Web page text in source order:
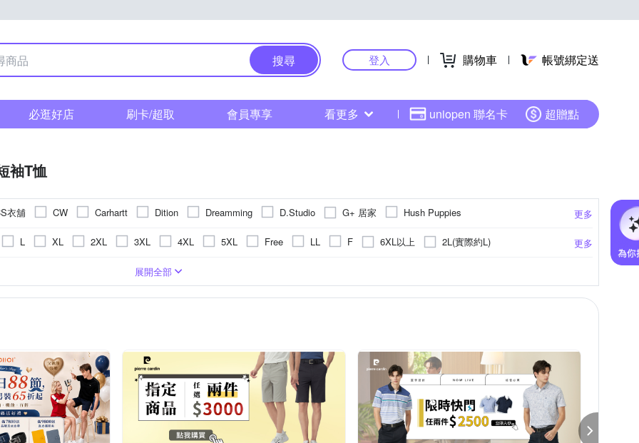
搜尋 登入 購物車 帳號綁定送
必逛好店 刷卡/超取 會員專享 看更多 uniopen 聯名卡 超贈點
袖T恤
更多
衣舖 CW Carhartt Dition Dreamming D.Studio G+ 居家
Hush Puppies
Minidesign
ModaCore 摩達客 Mini 嚴選 NoMorre oillio 歐洲貴族
pierre cardin 皮爾卡登
更多
L XL 2XL 3XL 4XL 5XL Free LL F 6XL以上
2L(實際約L)
格紋
背心(無袖T恤)
長版
展開全部